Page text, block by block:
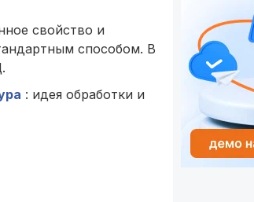
свойство и
способом. В
: идея обработки и